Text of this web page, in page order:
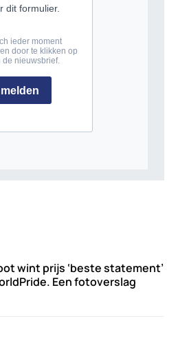
wint prijs ‘beste statement’
Een fotoverslag